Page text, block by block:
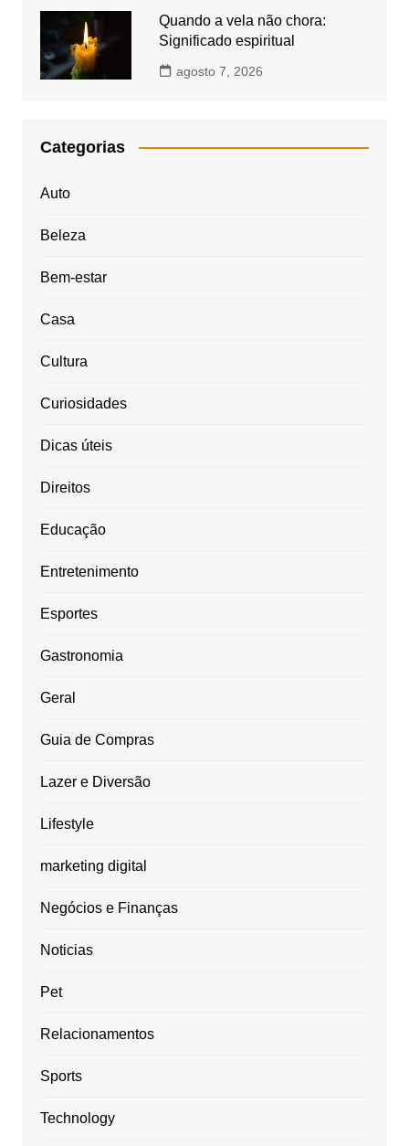
Quando a vela não chora:
Significado espiritual
agosto 7, 2026
Categorias
Auto
Beleza
Bem-estar
Casa
Cultura
Curiosidades
Dicas úteis
Direitos
Educação
Entretenimento
Esportes
Gastronomia
Geral
Guia de Compras
Lazer e Diversão
Lifestyle
marketing digital
Negócios e Finanças
Noticias
Pet
Relacionamentos
Sports
Technology